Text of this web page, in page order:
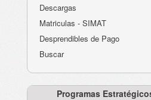
Descargas
Matriculas - SIMAT
Desprendibles de Pago
Buscar
Programas